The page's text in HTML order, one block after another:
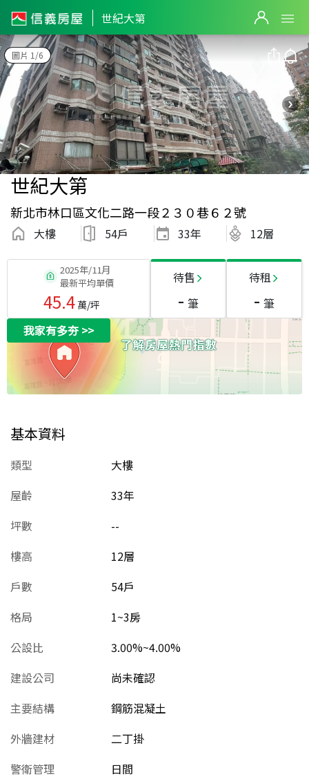
世紀大第
圖片 1/6
世紀大第
新北市林口區文化二路一段２３０巷６２號
大樓 54戶 33年 12層
2025年/11月
最新平均單價
45.4萬/坪
待售
- 筆
待租
- 筆
我家有多夯>>
基本資料
類型
大樓
屋齡
33年
坪數
--
樓高
12層
戶數
54戶
格局
1~3房
公設比
3.00%~4.00%
建設公司
尚未確認
主要結構
鋼筋混凝土
外牆建材
二丁掛
警衛管理
日間